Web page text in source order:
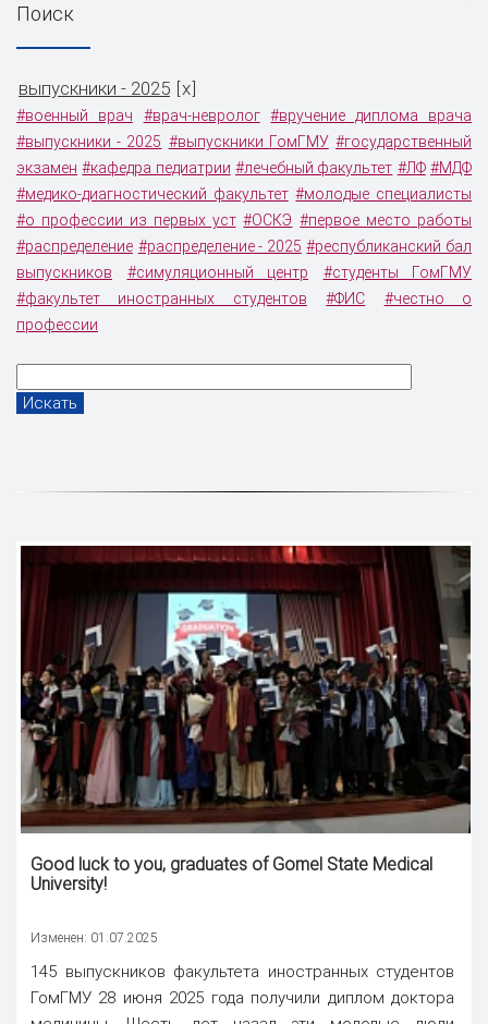
Поиск
выпускники - 2025 x
#военный врач #врач-невролог
#вручение диплома врача
#выпускники - 2025 #выпускники ГомГМУ #государственный
экзамен #кафедра педиатрии #лечебный факультет #ЛФ #МДФ
#медико-диагностический факультет #молодые специалисты
#о профессии из первых уст #ОСКЭ #первое место работы
#распределение #распределение - 2025 #республиканский бал
выпускников
#симуляционный центр
#студенты ГомГМУ
#факультет иностранных студентов
#ФИС
#честно о
профессии
Good luck to you, graduates of Gomel State Medical
University!
Изменен: 01.07.2025
145 выпускников факультета иностранных студентов
ГомГМУ 28 июня 2025 года получили диплом доктора